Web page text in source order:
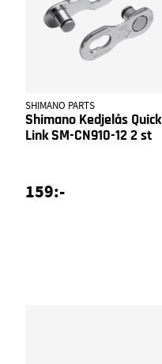
SHIMANO PARTS
Shimano Kedjelås Quick
Link SM-CN910-12 2 st
159:-